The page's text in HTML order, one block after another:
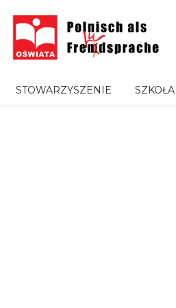
STOWARZYSZENIE SZKOŁA